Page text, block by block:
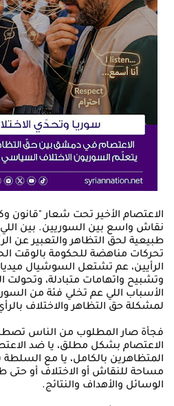
الاعتصام الأخير تحت شعار "قانون
نقاش واسع بين السوريين. بين
طبيعية لحق التظاهر والتعبير عن
تحركات مناهضة للحكومة بالوقت
الرأيين، عم تشتعل السوشيال
وتشبيح واتهامات متبادلة،
الأسباب اللي عم تخلي فئة من
لمشكلة حق التظاهر والاختلاف
فجأة صار المطلوب من الناس
الاعتصام بشكل مطلق، يا ضد
المتظاهرين بالكامل، يا مع السلطة
مساحة للنقاش أو الاختلاف أو
الوسائل والأهداف والنتائج.